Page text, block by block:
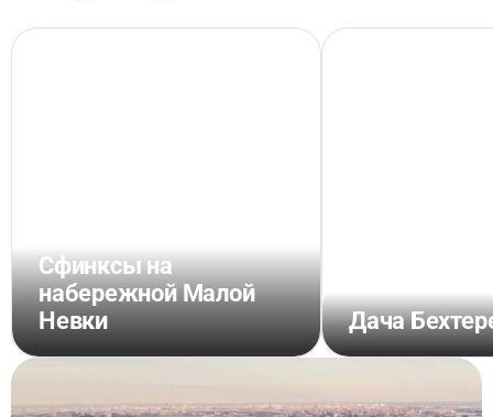
Сфинксы на
набережной Малой
Невки
Дача